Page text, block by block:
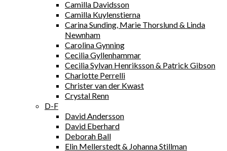
Camilla Davidsson
Camilla Kuylenstierna
Carina Sunding, Marie Thorslund & Linda
Newnham
Carolina Gynning
Cecilia Gyllenhammar
Cecilia Sylvan Henriksson & Patrick Gibson
Charlotte Perrelli
Christer van der Kwast
Crystal Renn
D-F
David Andersson
David Eberhard
Deborah Ball
Elin Mellerstedt & Johanna Stillman